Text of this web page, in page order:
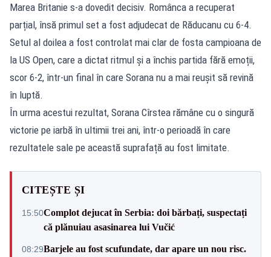
Marea Britanie s-a dovedit decisiv. Românca a recuperat
parțial, însă primul set a fost adjudecat de Răducanu cu 6-4.
Setul al doilea a fost controlat mai clar de fosta campioana de
la US Open, care a dictat ritmul și a închis partida fără emoții,
scor 6-2, într-un final în care Sorana nu a mai reușit să revină
în luptă.
În urma acestui rezultat, Sorana Cîrstea rămâne cu o singură
victorie pe iarbă în ultimii trei ani, într-o perioadă în care
rezultatele sale pe această suprafață au fost limitate.
CITEȘTE ȘI
15:50Complot dejucat în Serbia: doi bărbați, suspectați
că plănuiau asasinarea lui Vučić
08:29Barjele au fost scufundate, dar apare un nou risc.